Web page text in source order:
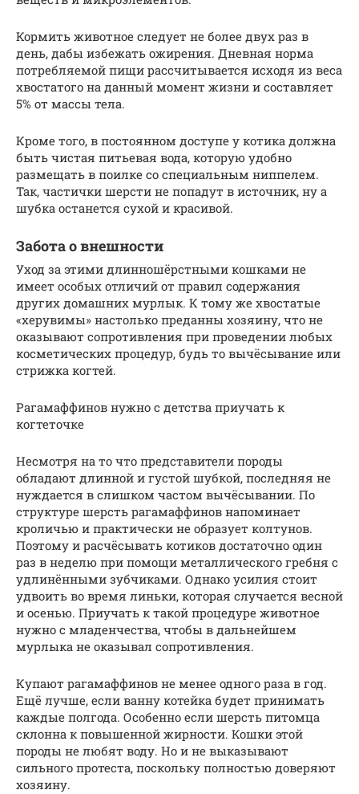
Кормить животное следует не более двух раз в
день, дабы избежать ожирения. Дневная норма
потребляемой пищи рассчитывается исходя из веса
хвостатого на данный момент жизни и составляет
5% от массы тела.
Кроме того, в постоянном доступе у котика должна
быть чистая питьевая вода, которую удобно
размещать в поилке со специальным ниппелем.
Так, частички шерсти не попадут в источник, ну а
шубка останется сухой и красивой.
Забота о внешности
Уход за этими длинношёрстными кошками не
имеет особых отличий от правил содержания
других домашних мурлык. К тому же хвостатые
«херувимы» настолько преданны хозяину, что не
оказывают сопротивления при проведении любых
косметических процедур, будь то вычёсывание или
стрижка когтей.
Рагамаффинов нужно с детства приучать к
когтеточке
Несмотря на то что представители породы
обладают длинной и густой шубкой, последняя не
нуждается в слишком частом вычёсывании. По
структуре шерсть рагамаффинов напоминает
кроличью и практически не образует колтунов.
Поэтому и расчёсывать котиков достаточно один
раз в неделю при помощи металлического гребня с
удлинёнными зубчиками. Однако усилия стоит
удвоить во время линьки, которая случается весной
и осенью. Приучать к такой процедуре животное
нужно с младенчества, чтобы в дальнейшем
мурлыка не оказывал сопротивления.
Купают рагамаффинов не менее одного раза в год.
Ещё лучше, если ванну котейка будет принимать
каждые полгода. Особенно если шерсть питомца
склонна к повышенной жирности. Кошки этой
породы не любят воду. Но и не выказывают
сильного протеста, поскольку полностью доверяют
хозяину.